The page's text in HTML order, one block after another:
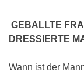
GEBALLTE
DRESSIERTE
Wann ist der